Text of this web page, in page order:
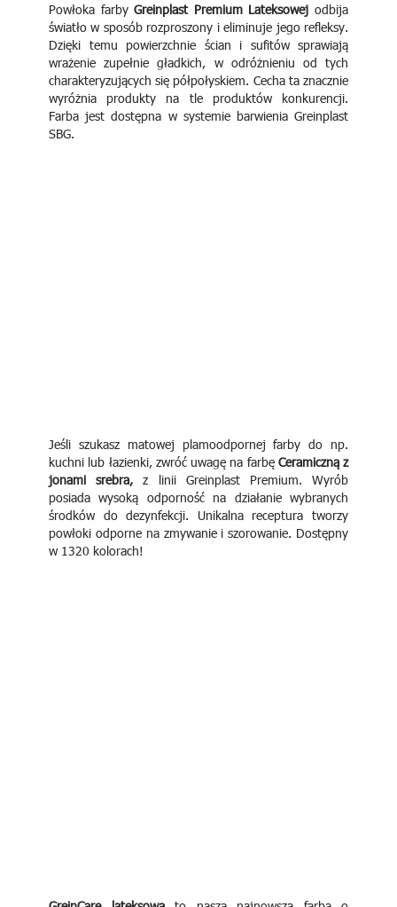
Powłoka farbyGreinplast Premium Lateksowej odbija
światło w sposób rozproszony i eliminuje jego refleksy.
Dzięki temu powierzchnie ścian i sufitów sprawiają
wrażenie zupełnie gładkich, w odróżnieniu od tych
charakteryzujących się półpołyskiem. Cecha ta znacznie
wyróżnia produkty na tle produktów konkurencji.
Farba jest dostępna w systemie barwienia Greinplast
SBG.
Jeśli szukasz matowej plamoodpornej farby do np.
kuchni lub łazienki, zwróć uwagę na farbę Ceramiczną z
jonami srebra, z linii Greinplast Premium. Wyrób
posiada wysoką odporność na działanie wybranych
środków do dezynfekcji. Unikalna receptura tworzy
powłoki odporne na zmywanie i szorowanie. Dostępny
w 1320 kolorach!